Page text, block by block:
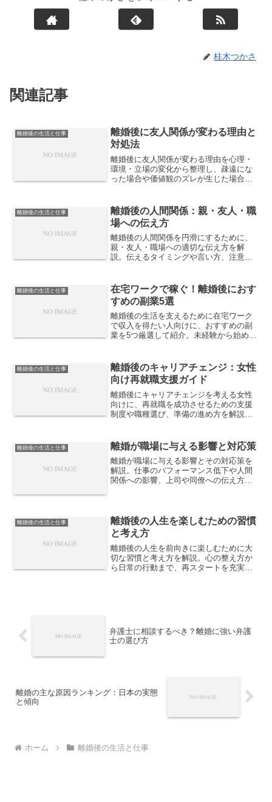
桂木つかさ
関連記事
離婚後の生活と仕事
離婚後に友人関係が変わる理由と
対処法
離婚後に友人関係が変わる理由を心理・
環境・立場の変化から整理し、疎遠にな
った場合や価値観のズレが生じた場合の
離婚後の生活と仕事
離婚後の人間関係：親・友人・職
場への伝え方
離婚後の人間関係を円滑にするために、
親・友人・職場への適切な伝え方を解
説。伝えるタイミングや言い方、注意点
離婚後の生活と仕事
在宅ワークで稼ぐ！離婚後におす
すめの副業5選
離婚後の生活を支えるために在宅ワーク
で収入を得たい人向けに、おすすめの副
業を5つ厳選して紹介。未経験から始めや
トを解説します。
離婚後の生活と仕事
離婚後のキャリアチェンジ：女性
向け再就職支援ガイド
離婚後にキャリアチェンジを考える女性
向けに、再就職を成功させるための支援
制度や職種選び、準備の進め方を解説。
指針を紹介します。
離婚後の生活と仕事 離婚が職場に与える影響と対応策
離婚が職場に与える影響とその対応策を
解説。仕事のパフォーマンス低下や人間
関係への影響、上司や同僚への伝え方、
離婚後の生活と仕事
離婚後の人生を楽しむための習慣
と考え方
離婚後の人生を前向きに楽しむために大
切な習慣と考え方を解説。心の整え方か
ら日常の行動まで、再スタートを充実さ
弁護士に相談するべき？離婚に強い弁護
士の選び方
離婚の主な原因ランキング：日本の実態
と傾向
ホーム 離婚後の生活と仕事